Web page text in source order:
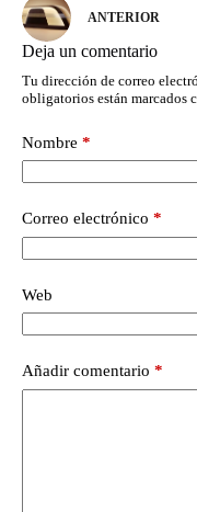
ANTERIOR
Deja un comentario
Tu dirección de correo
obligatorios están marcados
Nombre *
Correo electrónico *
Web
Añadir comentario *